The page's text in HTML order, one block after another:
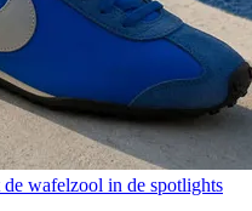
wafelzool in de spotlights